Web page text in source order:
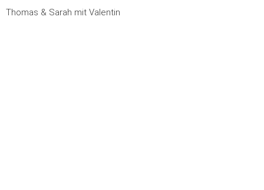
Thomas & Sarah mit Valentin